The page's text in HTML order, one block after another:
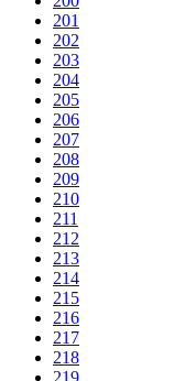
201
202
203
204
205
206
207
208
209
210
211
212
213
214
215
216
217
218